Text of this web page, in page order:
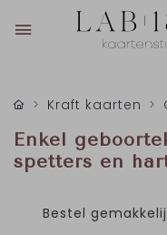
Kraft kaarten
Enkel
spetters en
Bestel